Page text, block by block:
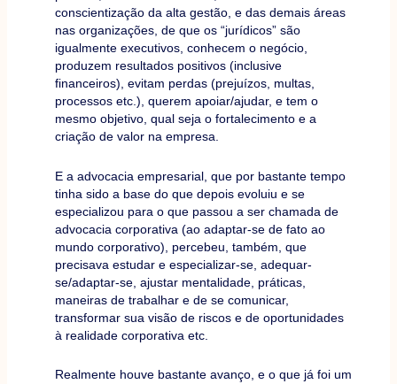
conscientização da alta gestão, e das demais áreas
nas organizações, de que os “jurídicos” são
igualmente executivos, conhecem o negócio,
produzem resultados positivos (inclusive
financeiros), evitam perdas (prejuízos, multas,
processos etc.), querem apoiar/ajudar, e tem o
mesmo objetivo, qual seja o fortalecimento e a
criação de valor na empresa.
E a advocacia empresarial, que por bastante tempo
tinha sido a base do que depois evoluiu e se
especializou para o que passou a ser chamada de
advocacia corporativa (ao adaptar-se de fato ao
mundo corporativo), percebeu, também, que
precisava estudar e especializar-se, adequar-
se/adaptar-se, ajustar mentalidade, práticas,
maneiras de trabalhar e de se comunicar,
transformar sua visão de riscos e de oportunidades
à realidade corporativa etc.
Realmente houve bastante avanço, e o que já foi um